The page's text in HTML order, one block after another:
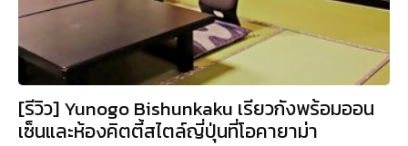
[รีวิว] Yunogo Bishunkaku เรียวกังพร้อมออน
เซ็นและห้องคิตตี้สไตล์ญี่ปุ่นที่โอคายาม่า